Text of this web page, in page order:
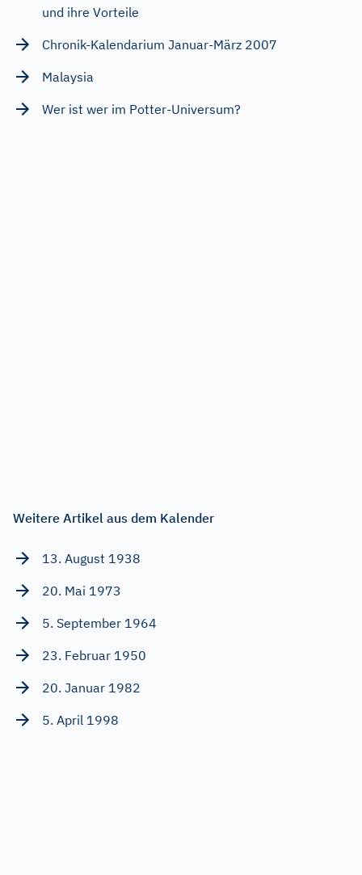
und ihre Vorteile
Chronik-Kalendarium Januar-März 2007
Malaysia
Wer ist wer im Potter-Universum?
Weitere Artikel aus dem Kalender
13. August 1938
20. Mai 1973
5. September 1964
23. Februar 1950
20. Januar 1982
5. April 1998